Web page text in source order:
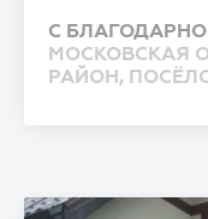
С
МОСКОВСКАЯ
РАЙОН,